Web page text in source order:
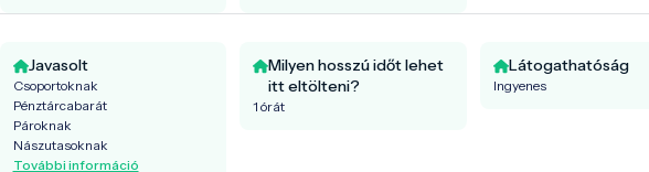
Javasolt
Csoportoknak
Pénztárcabarát
Pároknak
Nászutasoknak
További információ
Milyen hosszú időt lehet
itt eltölteni?
1 órát
Látogathatóság
Ingyenes